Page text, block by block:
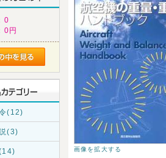
0
0円
(12)
(3)
画像を拡大する